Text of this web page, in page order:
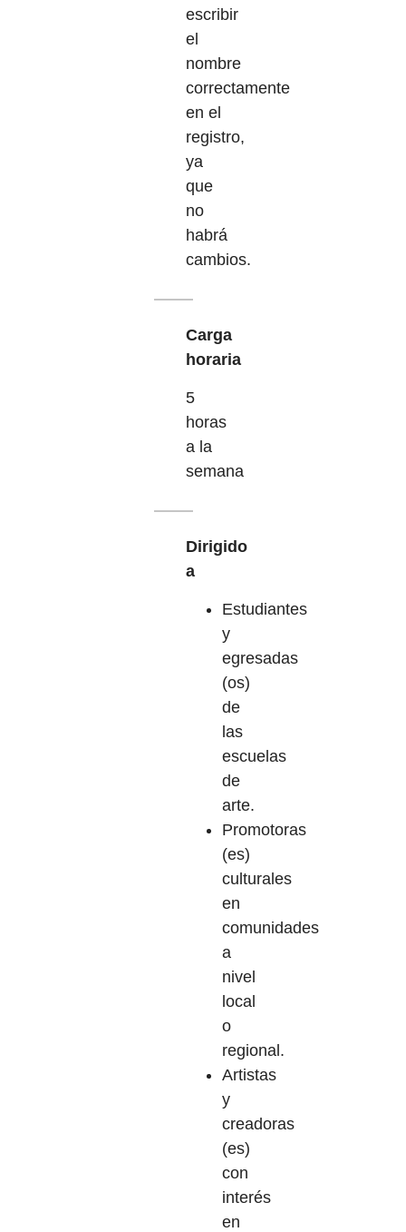
escribir
el
nombre
correctamente
en el
registro,
ya
que
no
habrá
cambios.
Carga
horaria
5
horas
a la
semana
Dirigido
a
Estudiantes
y
egresadas
(os)
de
las
escuelas
de
arte.
Promotoras
(es)
culturales
en
comunidades
a
nivel
local
o
regional.
Artistas
y
creadoras
(es)
con
interés
en